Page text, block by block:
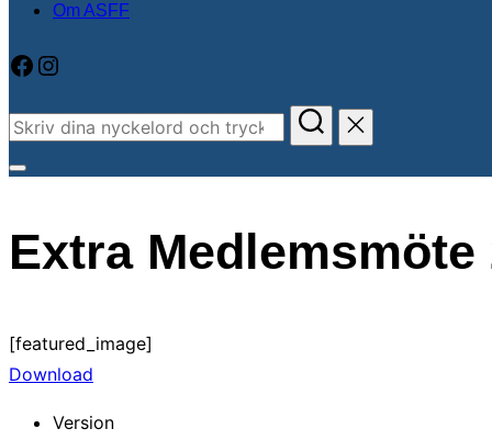
Om ASFF
Facebook
Instagram
Sök
Slå
sidopanel
och
Extra Medlemsmöte
[featured_image]
Download
Version